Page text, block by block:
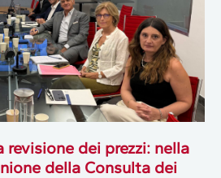
revisione dei prezzi: nella
della Consulta dei